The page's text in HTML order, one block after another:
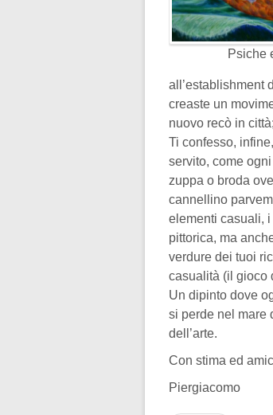
Psiche
all’establishment
creaste un
nuovo recò in
Ti confesso,
servito, come
zuppa o broda
cannellino
elementi casuali,
pittorica, ma
verdure dei tuoi
casualità (il gioco
Un dipinto dove
si perde nel mare
dell’arte.
Con stima ed
Piergiacomo